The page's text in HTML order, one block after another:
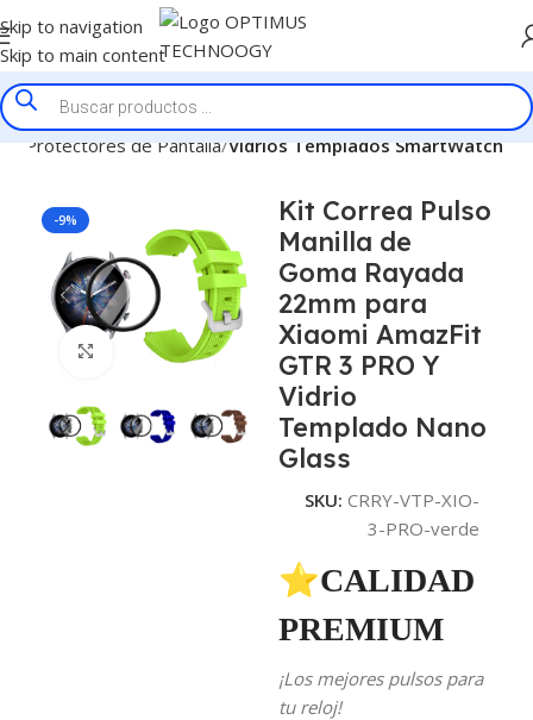
Skip to navigation
Skip to main content
Protectores de Pantalla Vidrios Templados SmartWatch
-9%
Click to enlarge
Kit Correa Pulso
Manilla de
Goma Rayada
22mm para
Xiaomi AmazFit
GTR 3 PRO Y
Vidrio
Templado Nano
Glass
SKU: CRRY-VTP-XIO-
3-PRO-verde
⭐CALIDAD
PREMIUM
¡Los mejores pulsos para
tu reloj!